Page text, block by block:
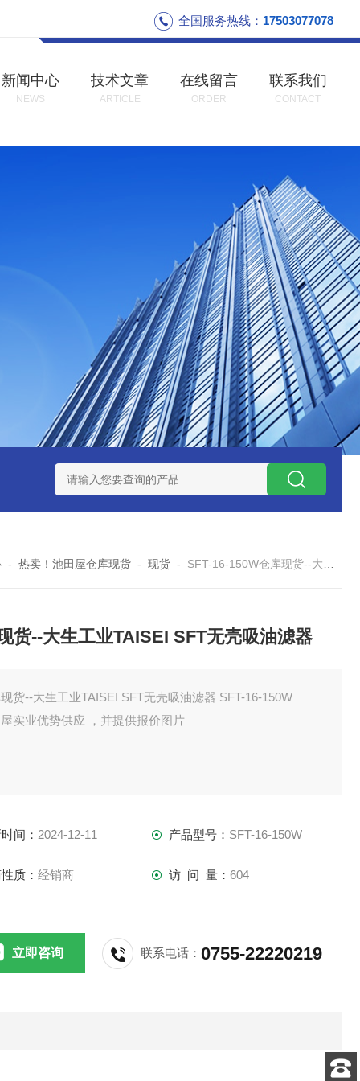
全国服务热线： 17503077078
新闻中心
NEWS
技术文章
ARTICLE
在线留言
ORDER
联系我们
CONTACT
锆陶瓷研磨球 AGB-K-0.4-C01-Q69全新！！TORAY东丽
-热卖！池田屋仓库现货 -现货 - SFT-16-150W仓库现货--大生工业TAISEI SFT无壳吸油滤器
货--大生工业TAISEI SFT无壳吸油滤器
货--大生工业TAISEI SFT无壳吸油滤器 SFT-16-150W
实业优势供应 ，并提供报价图片
间： 2024-12-11 产品型号： SFT-16-150W
质：经销商 访 问 量： 604
立即咨询 联系电话：0755-22220219